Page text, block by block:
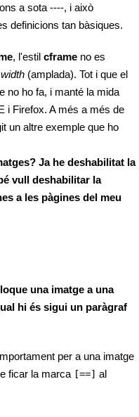
a sota ----, i això
definicions tan bàsiques.
, l'estil cframe no es
width (amplada). Tot i que el
no ho fa, i manté la mida
i Firefox. A més a més de
un altre exemple que ho
Ja he deshabilitat la
vull deshabilitar la
a les pàgines del meu
una imatge a una
hi és sigui un paràgraf
per a una imatge
ficar la marca [==] al